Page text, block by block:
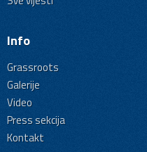
Info
Grassroots
Galerije
Video
Press sekcija
Kontakt